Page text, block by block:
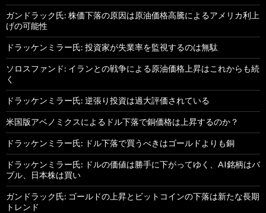
ガンドラック氏: 株価下落の原因は原油価格高騰によるアメリカ利上
げの可能性
ドラッケンミラー氏: 投資家が失業率を監視するのは無駄
ソロスファンド: イランとの戦争による原油価格上昇はこれからも続
く
ドラッケンミラー氏: 逆張り投資は過大評価されている
米国版アベノミクスによるドル下落で銅価格は上昇するのか？
ドラッケンミラー氏: ドル下落で買うべきはゴールドよりも銅
ドラッケンミラー氏: ドルの価値は勝手に下がってゆく、AI銘柄はバ
ブル、日本株は買い
ガンドラック氏: ゴールドの上昇とビットコインの下落は新たな長期
トレンド